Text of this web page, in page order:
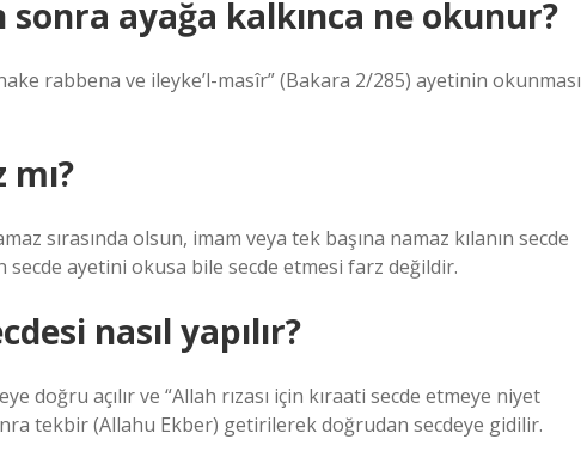
ayağa kalkınca ne okunur?
rabbena ve ileyke’l-masîr” (Bakara 2/285) ayetinin okunması
sırasında olsun, imam veya tek başına namaz kılanın secde
secde ayetini okusa bile secde etmesi farz değildir.
nasıl yapılır?
doğru açılır ve “Allah rızası için kıraati secde etmeye niyet
tekbir (Allahu Ekber) getirilerek doğrudan secdeye gidilir.